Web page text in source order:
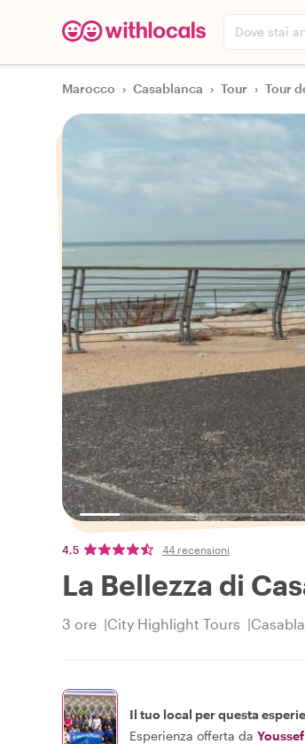
Dove stai
Marocco › Casablanca › Tour › Tour
4,5 44 recensioni
La Bellezza di
3 ore City Highlight Tours
Il tuo local per questa
Esperienza offerta da Youssef